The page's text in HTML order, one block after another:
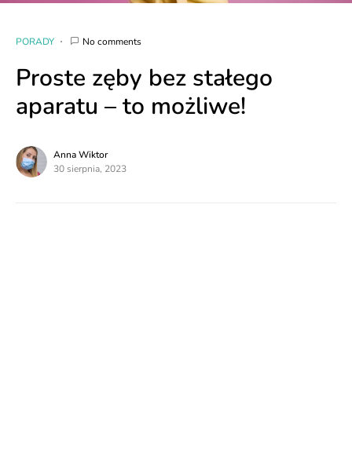
PORADY No comments
Proste zęby bez stałego
aparatu – to możliwe!
Anna Wiktor
30 sierpnia, 2023